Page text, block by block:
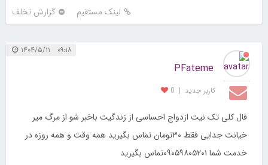
لینک مستقیم گزارش تخلف
۰۹:۱۸ ۱۴۰۴/۵/۱۱
PFateme
کاربر جديد |
0
فال کلی تک نیت ازدواج احساسی از زندگیت باخبر شو از مرگ میر
خیانت جدایی فقط ۳۰تومان تماس بگیرید همه وقت و همه روزه در
خدمت شما ۰۹۰۵۹۸۰۵۲۰۱تماس بگیرید